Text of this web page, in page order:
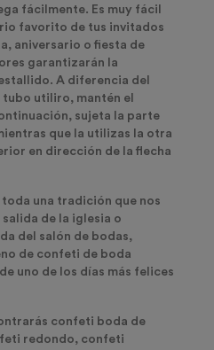
fácilmente. Es muy fácil
favorito de tus invitados
aniversario o fiesta de
garantizarán la
A diferencia del
utiliro, mantén el
sujeta la parte
que la utilizas la otra
en dirección de la flecha
toda una tradición que nos
de la iglesia o
del salón de bodas,
de confeti de boda
de uno de los días más felices
confeti boda de
redondo, confeti